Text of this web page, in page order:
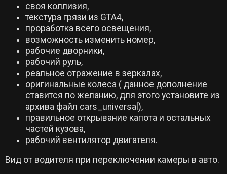
своя коллизия,
текстура грязи из GTA4,
проработка всего освещения,
возможность изменить номер,
рабочие дворники,
рабочий руль,
реальное отражение в зеркалах,
оригинальные колеса ( данное дополнение
ставится по желанию, для этого установите из
архива файл cars_universal),
правильное открывание капота и остальных
частей кузова,
рабочий вентилятор двигателя.
Вид от водителя при переключении камеры в авто.